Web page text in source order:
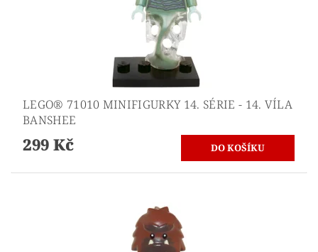
LEGO® 71010 MINIFIGURKY 14. SÉRIE - 14. VÍLA
BANSHEE
299 Kč